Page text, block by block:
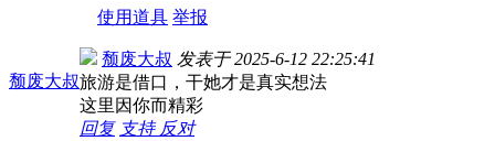
使用道具 举报
颓废大叔
颓废大叔 发表于2025-6-12 22:25:41
旅游是借口，干她才是真实想法
这里因你而精彩
回复 支持 反对